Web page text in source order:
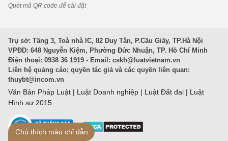
Quét mã QR code để cài đặt
Trụ sở: Tầng 3, Toà nhà IC, 82 Duy Tân, P.Cầu Giấy, TP.Hà Nội
VPĐD: 648 Nguyễn Kiệm, Phường Đức Nhuận, TP. Hồ Chí Minh
Điện thoại: 0938 36 1919 - Email: cskh@luatvietnam.vn
Liên hệ quảng cáo; quyền tác giả và các quyền liên quan:
thuybt@incom.vn
Văn Bản Pháp Luật | Luật Doanh nghiệp | Luật Đất đai | Luật
Hình sự 2015
Chú thích màu chỉ dẫn